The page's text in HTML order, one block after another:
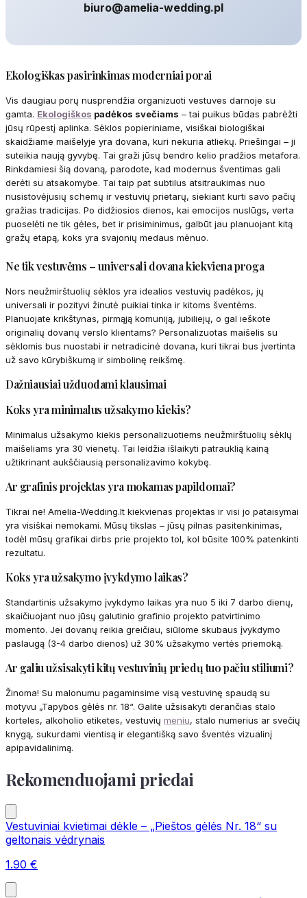
biuro@amelia-wedding.pl
Ekologiškas pasirinkimas moderniai porai
Vis daugiau porų nusprendžia organizuoti vestuves darnoje su
gamta. Ekologiškos padėkos svečiams – tai puikus būdas pabrėžti
jūsų rūpestį aplinka. Sėklos popieriniame, visiškai biologiškai
skaidžiame maišelyje yra dovana, kuri nekuria atliekų. Priešingai – ji
suteikia naują gyvybę. Tai graži jūsų bendro kelio pradžios metafora.
Rinkdamiesi šią dovaną, parodote, kad modernus šventimas gali
derėti su atsakomybe. Tai taip pat subtilus atsitraukimas nuo
nusistovėjusių schemų ir vestuvių prietarų, siekiant kurti savo pačių
gražias tradicijas. Po didžiosios dienos, kai emocijos nuslūgs, verta
puoselėti ne tik gėles, bet ir prisiminimus, galbūt jau planuojant kitą
gražų etapą, koks yra svajonių medaus mėnuo.
Ne tik vestuvėms – universali dovana kiekviena proga
Nors neužmirštuolių sėklos yra idealios vestuvių padėkos, jų
universali ir pozityvi žinutė puikiai tinka ir kitoms šventėms.
Planuojate krikštynas, pirmąją komuniją, jubiliejų, o gal ieškote
originalių dovanų verslo klientams? Personalizuotas maišelis su
sėklomis bus nuostabi ir netradicinė dovana, kuri tikrai bus įvertinta
už savo kūrybiškumą ir simbolinę reikšmę.
Dažniausiai užduodami klausimai
Koks yra minimalus užsakymo kiekis?
Minimalus užsakymo kiekis personalizuotiems neužmirštuolių sėklų
maišeliams yra 30 vienetų. Tai leidžia išlaikyti patrauklią kainą
užtikrinant aukščiausią personalizavimo kokybę.
Ar grafinis projektas yra mokamas papildomai?
Tikrai ne! Amelia-Wedding.lt kiekvienas projektas ir visi jo pataisymai
yra visiškai nemokami. Mūsų tikslas – jūsų pilnas pasitenkinimas,
todėl mūsų grafikai dirbs prie projekto tol, kol būsite 100% patenkinti
rezultatu.
Koks yra užsakymo įvykdymo laikas?
Standartinis užsakymo įvykdymo laikas yra nuo 5 iki 7 darbo dienų,
skaičiuojant nuo jūsų galutinio grafinio projekto patvirtinimo
momento. Jei dovanų reikia greičiau, siūlome skubaus įvykdymo
paslaugą (3-4 darbo dienos) už 30% užsakymo vertės priemoką.
Ar galiu užsisakyti kitų vestuvinių priedų tuo pačiu stiliumi?
Žinoma! Su malonumu pagaminsime visą vestuvinę spaudą su
motyvu „Tapybos gėlės nr. 18“. Galite užsisakyti derančias stalo
korteles, alkoholio etiketes, vestuvių meniu, stalo numerius ar svečių
knygą, sukurdami vientisą ir elegantišką savo šventės vizualinį
apipavidalinimą.
Rekomenduojami priedai
Vestuviniai kvietimai dėkle – „Pieštos gėlės Nr. 18“ su
geltonais vėdrynais
1.90 €